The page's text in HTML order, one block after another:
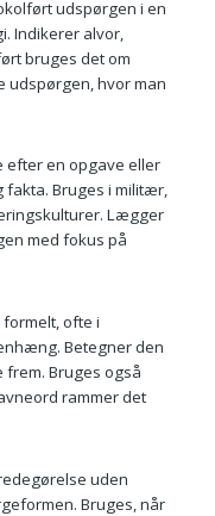
udspørgen i en
Indikerer alvor,
bruges det om
udspørgen, hvor man
efter en opgave eller
Bruges i militær,
Lægger
med fokus på
ofte i
Betegner den
Bruges også
rammer det
uden
Bruges, når